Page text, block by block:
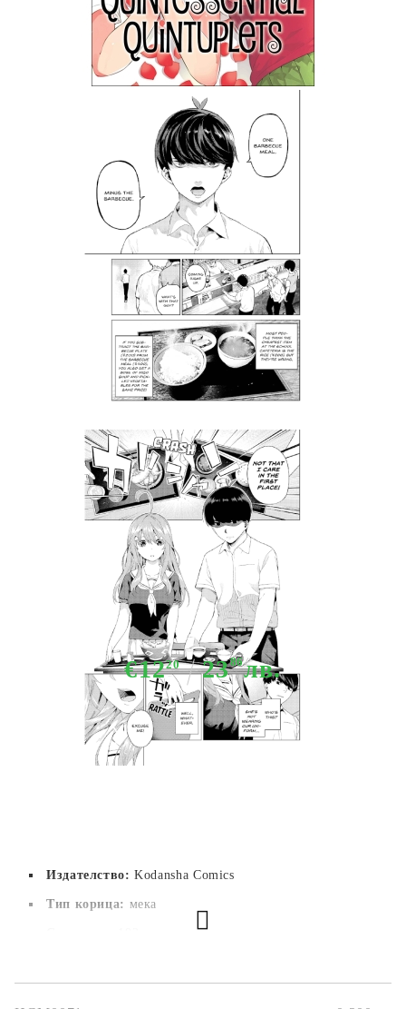
Share Tweet
Манга: The Quintessential
Quintuplets 1
€1220 2386лв.
Няма в наличност - Не важи за "Pre-Order" обяви
Издателство:Kodansha Comics
Тип корица: мека